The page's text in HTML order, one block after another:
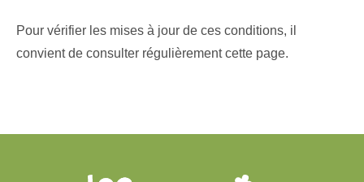
Pour vérifier les mises à jour de ces conditions, il
convient de consulter régulièrement cette page.